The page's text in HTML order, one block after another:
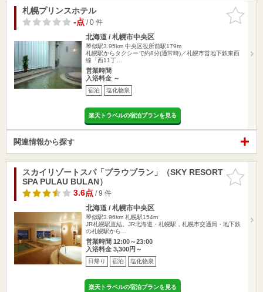
お気に入
りに追加
札幌プリンスホテル
-点/ 0 件
北海道 / 札幌市中央区
琴似駅3.95km 中央区役所前駅179m
札幌駅からタクシーで約8分(通常時)／札幌市営地下鉄東西
線「西11丁…
営業時間
入浴料金 ～
宿泊 塩化物泉
楽天トラベルの宿泊プランを見る
関連情報から探す
お気に入
りに追加
スカイリゾートスパ「プラウブラン」（SKY RESORT
SPA PULAU BULAN）
3.6点/ 9 件
北海道 / 札幌市中央区
琴似駅3.96km 札幌駅154m
JR札幌駅直結。JR北海道・札幌駅，札幌市交通局・地下鉄
の札幌駅から…
営業時間 12:00～23:00
入浴料金 3,300円～
日帰り 宿泊 塩化物泉
楽天トラベルの宿泊プランを見る